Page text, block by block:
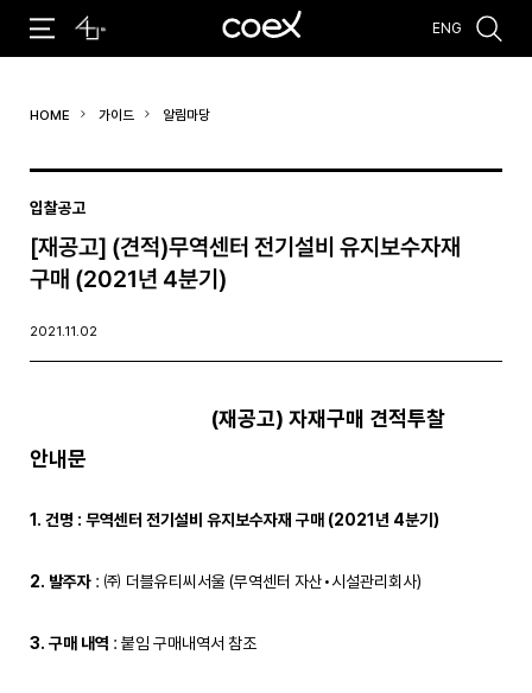
#코엑스 전시 #행사
ENG
HOME 가이드 알림마당
입찰공고
[재공고] (견적)무역센터 전기설비 유지보수자재
구매 (2021년 4분기)
2021.11.02
(재공고) 자재구매 견적투찰
안내문
1. 건명 : 무역센터 전기설비 유지보수자재 구매 (2021년 4분기)
2. 발주자 : ㈜ 더블유티씨서울 (무역센터 자산•시설관리회사)
3. 구매 내역 : 붙임 구매내역서 참조